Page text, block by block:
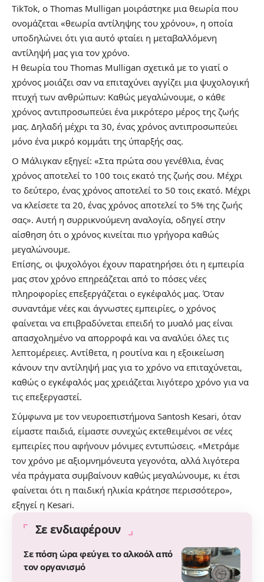
TikTok, ο Thomas Mulligan μοιράστηκε μια θεωρία που
ονομάζεται «θεωρία αντίληψης του χρόνου», η οποία
υποδηλώνει ότι για αυτό φταίει η μεταβαλλόμενη
αντίληψή μας για τον χρόνο.
Η θεωρία του Thomas Mulligan σχετικά με το γιατί ο
χρόνος μοιάζει σαν να επιταχύνει αγγίζει μια ψυχολογική
πτυχή των ανθρώπων: Καθώς μεγαλώνουμε, ο κάθε
χρόνος αντιπροσωπεύει ένα μικρότερο μέρος της ζωής
μας. Δηλαδή μέχρι τα 30, ένας χρόνος αντιπροσωπεύει
μόνο ένα μικρό κομμάτι της ύπαρξής σας.
Ο Μάλιγκαν εξηγεί: «Στα πρώτα σου γενέθλια, ένας
χρόνος αποτελεί το 100 τοις εκατό της ζωής σου. Μέχρι
το δεύτερο, ένας χρόνος αποτελεί το 50 τοις εκατό. Μέχρι
να κλείσετε τα 20, ένας χρόνος αποτελεί το 5% της ζωής
σας». Αυτή η συρρικνούμενη αναλογία, οδηγεί στην
αίσθηση ότι ο χρόνος κινείται πιο γρήγορα καθώς
μεγαλώνουμε.
Επίσης, οι ψυχολόγοι έχουν παρατηρήσει ότι η εμπειρία
μας στον χρόνο επηρεάζεται από το πόσες νέες
πληροφορίες επεξεργάζεται ο εγκέφαλός μας. Όταν
συναντάμε νέες και άγνωστες εμπειρίες, ο χρόνος
φαίνεται να επιβραδύνεται επειδή το μυαλό μας είναι
απασχολημένο να απορροφά και να αναλύει όλες τις
λεπτομέρειες. Αντίθετα, η ρουτίνα και η εξοικείωση
κάνουν την αντίληψή μας για το χρόνο να επιταχύνεται,
καθώς ο εγκέφαλός μας χρειάζεται λιγότερο χρόνο για να
τις επεξεργαστεί.
Σύμφωνα με τον νευροεπιστήμονα Santosh Kesari, όταν
είμαστε παιδιά, είμαστε συνεχώς εκτεθειμένοι σε νέες
εμπειρίες που αφήνουν μόνιμες εντυπώσεις. «Μετράμε
τον χρόνο με αξιομνημόνευτα γεγονότα, αλλά λιγότερα
νέα πράγματα συμβαίνουν καθώς μεγαλώνουμε, κι έτσι
φαίνεται ότι η παιδική ηλικία κράτησε περισσότερο»,
εξηγεί η Kesari.
Σε ενδιαφέρουν
Σε πόση ώρα φεύγει το αλκοόλ από
τον οργανισμό